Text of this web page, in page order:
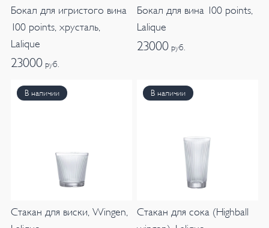
Бокал для игристого вина
100 points, хрусталь,
Lalique
23000 руб.
Бокал для вина 100 points,
Lalique
23000 руб.
В наличии
Cтакан для виски, Wingen,
В наличии
Стакан для сока (Highball